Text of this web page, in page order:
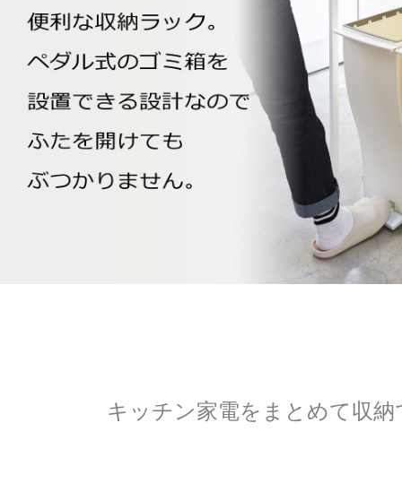
キッチン家電をまとめて収